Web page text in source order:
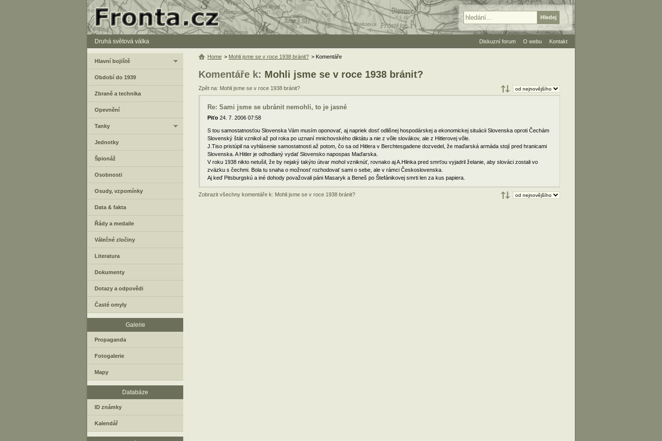
Druhá světová válka
Komentáře k: Mohli jsme se v roce 1938 bránit?
Zpět na: Mohli jsme se v roce 1938 bránit?
Re: Sami jsme se ubránit nemohli, to je jasné
Piťo 24. 7. 2006 07:58
S tou samostatnosťou Slovenska Vám musím oponovať, aj napriek dosť odlišnej hospodárskej a ekonomickej situácii Slovenska oproti Čechám
Slovenský štát vznikol až pol roka po uznaní mnichovského diktátu a nie z vôle slovákov, ale z Hitlerovej vôle.
J.Tiso pristúpil na vyhlásenie samostatnosti až potom, čo sa od Hitlera v Berchtesgadene dozvedel, že maďarská armáda stojí pred hranicami
Slovenska. A Hitler je odhodlaný vydať Slovensko napospas Maďarska.
V roku 1938 nikto netušil, že by nejaký takýto útvar mohol vzniknúť, rovnako aj A.Hlinka pred smrťou vyjadril želanie, aby slováci zostali vo
zväzku s čechmi. Bola tu snaha o možnosť rozhodovať sami o sebe, ale v rámci Československa.
Aj keď Pitsburgskú a iné dohody považovali páni Masaryk a Beneš po Štefánikovej smrti len za kus papiera.
Zobrazit všechny komentáře k: Mohli jsme se v roce 1938 bránit?
Home > Mohli jsme se v roce 1938 bránit? > Komentáře
Hlavní bojiště
Období do 1939
Zbraně a technika
Opevnění
Tanky
Jednotky
Špionáž
Osobnosti
Osudy, vzpomínky
Data & fakta
Řády a medaile
Válečné zločiny
Literatura
Dokumenty
Dotazy a odpovědi
Časté omyly
Galerie
Propaganda
Fotogalerie
Mapy
Databáze
ID známky
Kalendář
Diskuzní forum O webu Kontakt